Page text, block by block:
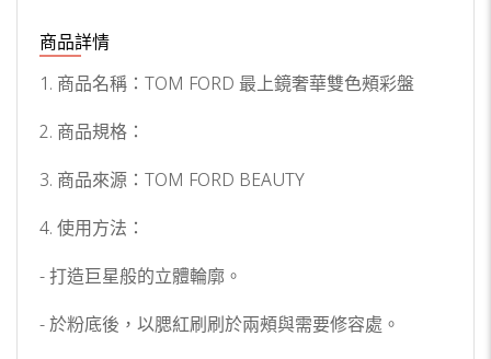
商品詳情
1. 商品名稱：TOM FORD 最上鏡奢華雙色頰彩盤
2. 商品規格：
3. 商品來源：TOM FORD BEAUTY
4. 使用方法：
- 打造巨星般的立體輪廓。
- 於粉底後，以腮紅刷刷於兩頰與需要修容處。